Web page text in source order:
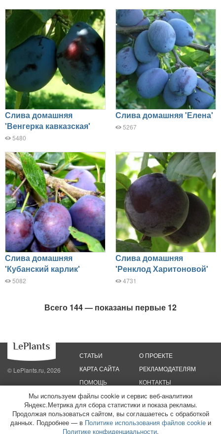
Слива домашняя
'Венгерка кавказская'
5480
Слива домашняя 'Елена'
5267
Слива домашняя
'Кубанский карлик'
5082
Слива домашняя
'Ренклод Харитоновой'
4731
Всего 144 — показаны первые 12
© LePlants.ru, 2026
СТАТЬИ
КАРТА САЙТА
ПОМОЩЬ
О ПРОЕКТЕ
РЕКЛАМОДАТЕЛЯМ
КОНТАКТЫ
Политика конфиденциальности
Политика использования файлов cookie
Пользовательское соглашение
Редакционные стандарты
ООО «Трафик»
ИНН 7813175200 ОГРН 1027806866724
Монетизация
Мы используем файлы cookie и сервис веб-аналитики
Яндекс.Метрика для сбора статистики и показа рекламы.
Продолжая пользоваться сайтом, вы соглашаетесь с обработкой
данных. Подробнее — в Политике использования файлов cookieи
Политике конфиденциальности.